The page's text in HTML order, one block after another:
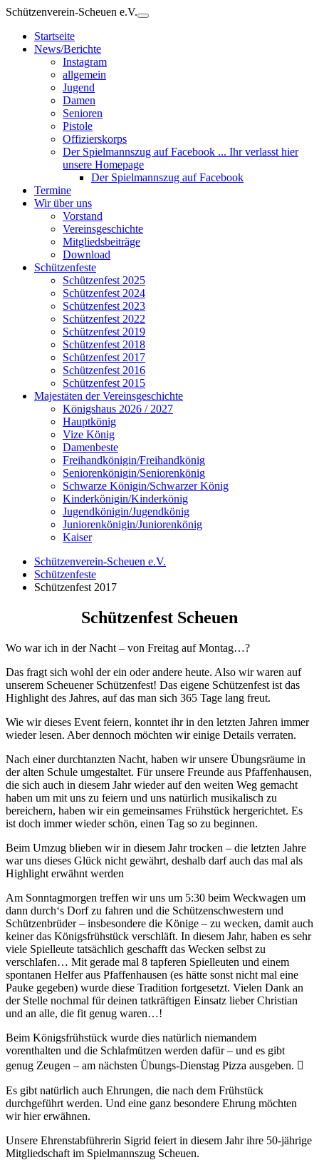
Schützenverein-Scheuen e.V.
Startseite
News/Berichte
Instagram
allgemein
Jugend
Damen
Senioren
Pistole
Offizierskorps
Der Spielmannszug auf Facebook ... Ihr verlasst hier
unsere Homepage
Der Spielmannszug auf Facebook
Termine
Wir über uns
Vorstand
Vereinsgeschichte
Mitgliedsbeiträge
Download
Schützenfeste
Schützenfest 2025
Schützenfest 2024
Schützenfest 2023
Schützenfest 2022
Schützenfest 2019
Schützenfest 2018
Schützenfest 2017
Schützenfest 2016
Schützenfest 2015
Majestäten der Vereinsgeschichte
Königshaus 2026 / 2027
Hauptkönig
Vize König
Damenbeste
Freihandkönigin/Freihandkönig
Seniorenkönigin/Seniorenkönig
Schwarze Königin/Schwarzer König
Kinderkönigin/Kinderkönig
Jugendkönigin/Jugendkönig
Juniorenkönigin/Juniorenkönig
Kaiser
Schützenverein-Scheuen e.V.
Schützenfeste
Schützenfest 2017
Schützenfest Scheuen
Wo war ich in der Nacht – von Freitag auf Montag…?
Das fragt sich wohl der ein oder andere heute. Also wir waren auf
unserem Scheuener Schützenfest! Das eigene Schützenfest ist das
Highlight des Jahres, auf das man sich 365 Tage lang freut.
Wie wir dieses Event feiern, konntet ihr in den letzten Jahren immer
wieder lesen. Aber dennoch möchten wir einige Details verraten.
Nach einer durchtanzten Nacht, haben wir unsere Übungsräume in
der alten Schule umgestaltet. Für unsere Freunde aus Pfaffenhausen,
die sich auch in diesem Jahr wieder auf den weiten Weg gemacht
haben um mit uns zu feiern und uns natürlich musikalisch zu
bereichern, haben wir ein gemeinsames Frühstück hergerichtet. Es
ist doch immer wieder schön, einen Tag so zu beginnen.
Beim Umzug blieben wir in diesem Jahr trocken – die letzten Jahre
war uns dieses Glück nicht gewährt, deshalb darf auch das mal als
Highlight erwähnt werden
Am Sonntagmorgen treffen wir uns um 5:30 beim Weckwagen um
dann durch‘s Dorf zu fahren und die Schützenschwestern und
Schützenbrüder – insbesondere die Könige – zu wecken, damit auch
keiner das Königsfrühstück verschläft. In diesem Jahr, haben es sehr
viele Spielleute tatsächlich geschafft das Wecken selbst zu
verschlafen… Mit gerade mal 8 tapferen Spielleuten und einem
spontanen Helfer aus Pfaffenhausen (es hätte sonst nicht mal eine
Pauke gegeben) wurde diese Tradition fortgesetzt. Vielen Dank an
der Stelle nochmal für deinen tatkräftigen Einsatz lieber Christian
und an alle, die fit genug waren…!
Beim Königsfrühstück wurde dies natürlich niemandem
vorenthalten und die Schlafmützen werden dafür – und es gibt
genug Zeugen – am nächsten Übungs-Dienstag Pizza ausgeben. 
Es gibt natürlich auch Ehrungen, die nach dem Frühstück
durchgeführt werden. Und eine ganz besondere Ehrung möchten
wir hier erwähnen.
Unsere Ehrenstabführerin Sigrid feiert in diesem Jahr ihre 50-jährige
Mitgliedschaft im Spielmannszug Scheuen.